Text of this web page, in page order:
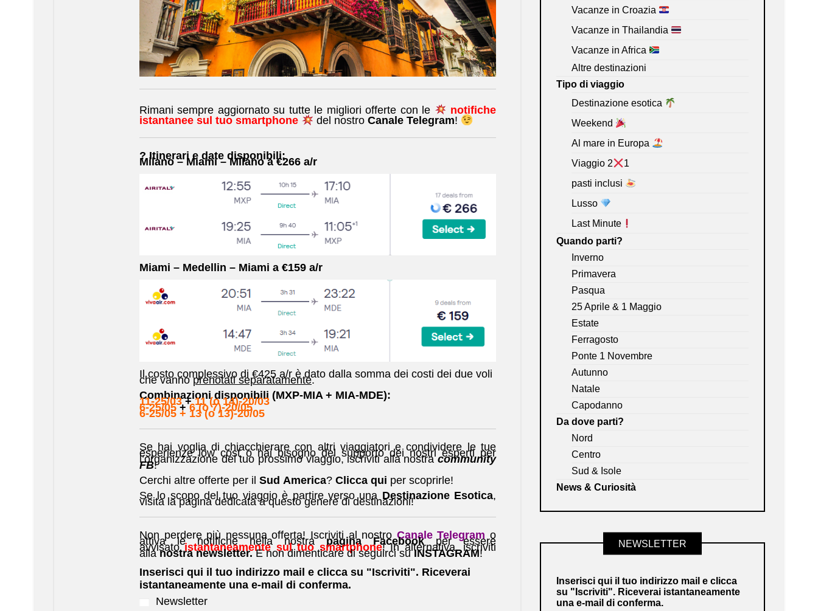
Rimani sempre aggiornato su tutte le migliori offerte con le
notifiche
istantanee sul tuo smartphone
del nostroCanale Telegram!
? Itinerari e date disponibili:
Milano – Miami – Milanoa €266 a/r
Miami – Medellin – Miami a €159 a/r
Il costo complessivo di €425 a/r è dato dalla somma dei costi dei due voli
che vannoprenotati separatamente.
Combinazioni disponibili (MXP-MIA + MIA-MDE):
11-25/03+11 (o 14)-20/03
6-25/05+6 (o 7)-20/05
6-25/05 + 13 (o 13)-20/05
Se hai voglia di chiacchierare con altri viaggiatori e condividere le tue
esperienze low cost o hai bisogno del supporto dei nostri esperti per
l’organizzazione del tuo prossimo viaggio, iscriviti alla nostracommunity
FB!
Cerchi altre offerte per il Sud America? Clicca qui per scoprirle!
Se lo scopo del tuo viaggio è partire verso una Destinazione Esotica,
visita la pagina dedicata a questo genere di destinazioni!
Non perdere più nessuna offerta! Iscriviti al nostro Canale Telegram o
attiva le notifiche nella nostrapagina Facebook per essere
avvisatoistantaneamente sul tuo smartphone! In alternativa, iscriviti
allanostra newsletter.E non dimenticare di seguirci suINSTAGRAM!
Inserisci qui il tuo indirizzo mail e clicca su "Iscriviti". Riceverai
istantaneamente una e-mail di conferma.
Newsletter
Vacanze in Croazia
Vacanze in Thailandia
Vacanze in Africa
Altre destinazioni
Tipo di viaggio
Destinazione esotica
Weekend
Al mare in Europa
Viaggio 2
1
pasti inclusi
Lusso
Last Minute
Quando parti?
Inverno
Primavera
Pasqua
25 Aprile & 1 Maggio
Estate
Ferragosto
Ponte 1 Novembre
Autunno
Natale
Capodanno
Da dove parti?
Nord
Centro
Sud & Isole
News & Curiosità
NEWSLETTER
Inserisci qui il tuo indirizzo mail e clicca
su "Iscriviti". Riceverai istantaneamente
una e-mail di conferma.